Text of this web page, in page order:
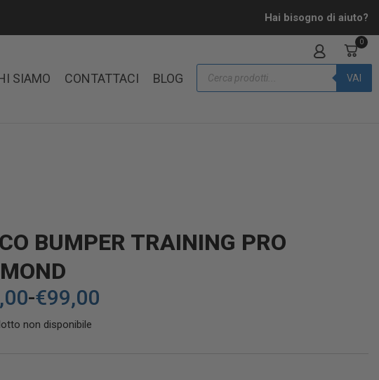
Hai bisogno di aiuto?
SIAMO CONTATTACI BLOG
0
VAI
BUMPER TRAINING PRO
-€99,00
non disponibile